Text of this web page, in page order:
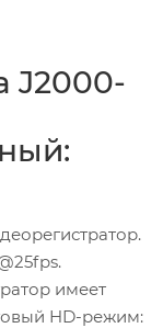
J2000-
имеет
HD-режим: